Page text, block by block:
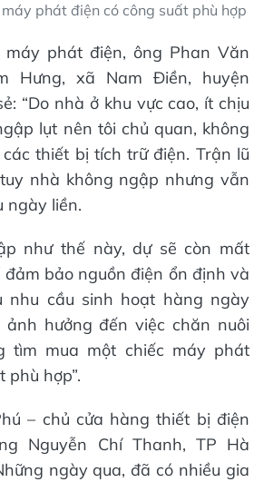
phát điện có công suất phù hợp
phát điện, ông Phan Văn
Hưng, xã Nam Điền, huyện
“Do nhà ở khu vực cao, ít chịu
lụt nên tôi chủ quan, không
thiết bị tích trữ điện. Trận lũ
nhà không ngập nhưng vẫn
ngày liền.
như thế này, dự sẽ còn mất
bảo nguồn điện ổn định và
nhu cầu sinh hoạt hàng ngày
ảnh hưởng đến việc chăn nuôi
tìm mua một chiếc máy phát
phù hợp”.
– chủ cửa hàng thiết bị điện
Nguyễn Chí Thanh, TP Hà
ngày qua, đã có nhiều gia